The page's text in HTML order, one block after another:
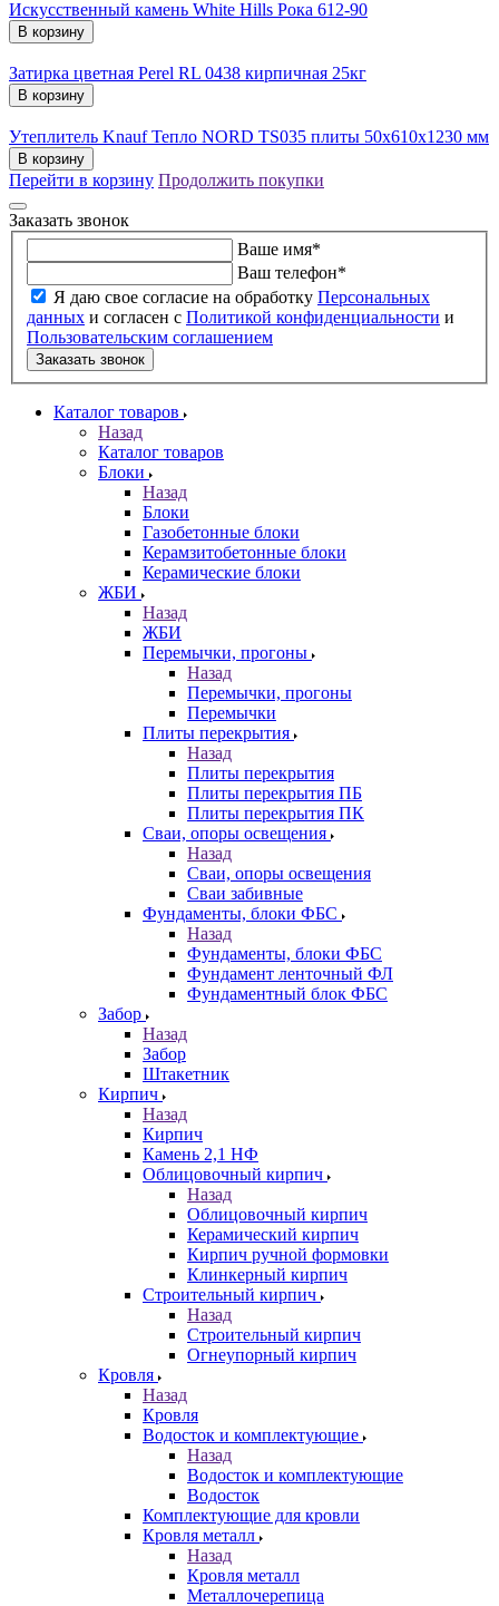
Искусственный камень White Hills Рока 612-90
В корзину
Затирка цветная Perel RL 0438 кирпичная 25кг
В корзину
Утеплитель Knauf Тепло NORD TS035 плиты 50х610х1230 мм
В корзину
Перейти в корзину Продолжить покупки
Заказать звонок
Ваше имя*
Ваш телефон*
Я даю свое согласие на обработку Персональных
данных и согласен с Политикой конфиденциальности и
Пользовательским соглашением
Заказать звонок
Каталог товаров
Назад
Каталог товаров
Блоки
Назад
Блоки
Газобетонные блоки
Керамзитобетонные блоки
Керамические блоки
ЖБИ
Назад
ЖБИ
Перемычки, прогоны
Назад
Перемычки, прогоны
Перемычки
Плиты перекрытия
Назад
Плиты перекрытия
Плиты перекрытия ПБ
Плиты перекрытия ПК
Сваи, опоры освещения
Назад
Сваи, опоры освещения
Сваи забивные
Фундаменты, блоки ФБС
Назад
Фундаменты, блоки ФБС
Фундамент ленточный ФЛ
Фундаментный блок ФБС
Забор
Назад
Забор
Штакетник
Кирпич
Назад
Кирпич
Камень 2,1 НФ
Облицовочный кирпич
Назад
Облицовочный кирпич
Керамический кирпич
Кирпич ручной формовки
Клинкерный кирпич
Строительный кирпич
Назад
Строительный кирпич
Огнеупорный кирпич
Кровля
Назад
Кровля
Водосток и комплектующие
Назад
Водосток и комплектующие
Водосток
Комплектующие для кровли
Кровля металл
Назад
Кровля металл
Металлочерепица